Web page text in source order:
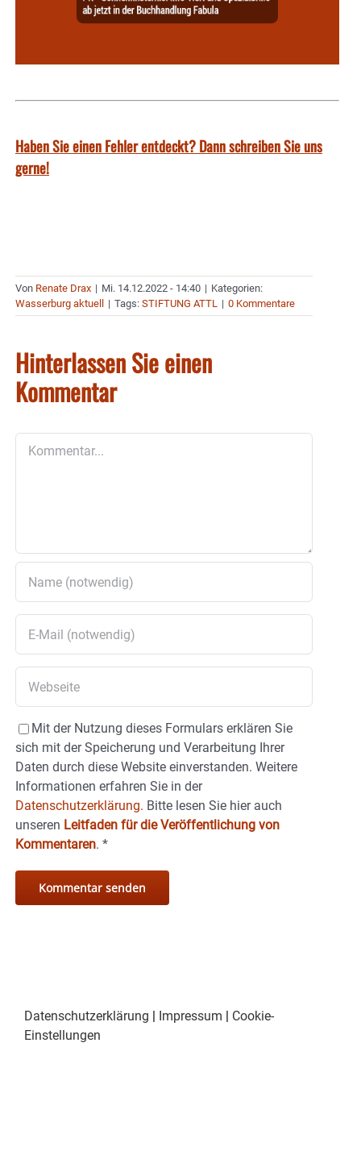
Haben Sie einen Fehler entdeckt? Dann schreiben Sie uns
gerne!
Von Renate Drax | Mi. 14.12.2022 - 14:40 | Kategorien:
Wasserburg aktuell
| Tags: STIFTUNG ATTL | 0 Kommentare
Hinterlassen Sie einen
Kommentar
Mit der Nutzung dieses Formulars erklären Sie
sich mit der Speicherung und Verarbeitung Ihrer
Daten durch diese Website einverstanden. Weitere
Informationen erfahren Sie in der
Datenschutzerklärung. Bitte lesen Sie hier auch
unseren Leitfaden für die Veröffentlichung von
Kommentaren. *
Datenschutzerklärung | Impressum | Cookie-
Einstellungen